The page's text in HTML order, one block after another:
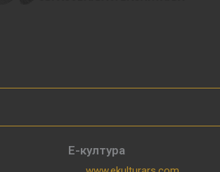
Е-култура